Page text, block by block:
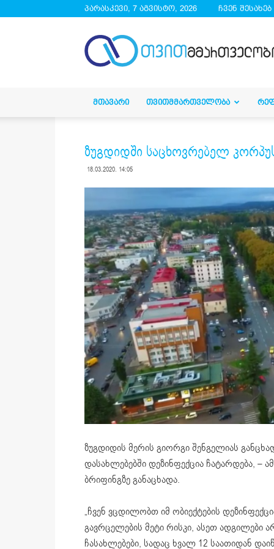
პარასკევი, 7 აგვისტო, 2026 ჩვენ შესახებ
ᲛᲗᲐᲕᲐᲠᲘ ᲗᲕᲘᲗᲛᲛᲐᲠᲗᲕᲔᲚᲝᲑᲐ
ზუგდიდში საცხოვრებელ
18.03.2020. 14:05
ზუგდიდის მერის გიორგი შენგელიას
დასახლებებში დეზინფექცია ჩატარდება, –
ბრიფინგზე განაცხადა.
„ჩვენ ვცდილობთ იმ ობიექტების
გავრცელების მეტი რისკი, ასეთ ადგილები
ჩასახლებები, სადაც ხვალ 12 საათიდან